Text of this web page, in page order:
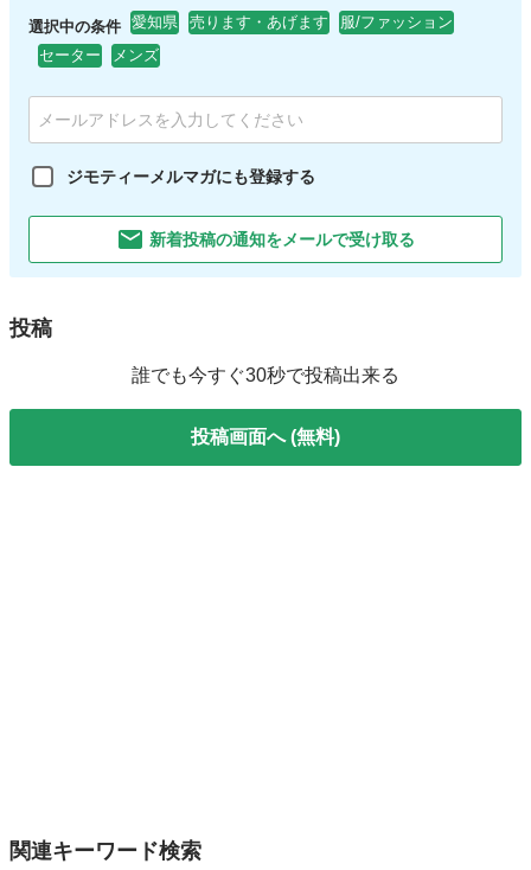
選択中の条件 愛知県 売ります・あげます
服/ファッション
セーター
メンズ
ジモティーメルマガにも登録する
新着投稿の通知をメールで受け取る
投稿
誰でも今すぐ30秒で投稿出来る
投稿画面へ (無料)
関連キーワード検索